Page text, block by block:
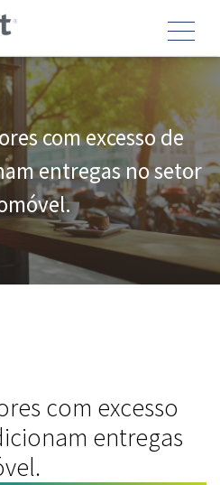
com excesso de
entregas no setor
com excesso
entregas